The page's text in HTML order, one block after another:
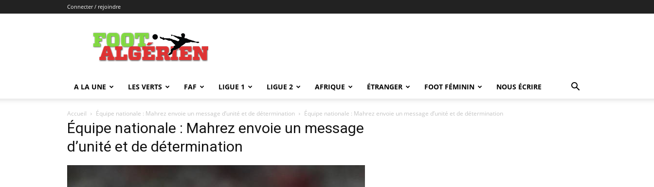
Connecter / rejoindre
FOOTALGERIEN
A LA UNE LES VERTS FAF LIGUE 1 LIGUE 2 AFRIQUE ÉTRANGER FOOT FÉMININ NOUS ÉCRIRE
Accueil Équipe nationale : Mahrez envoie un message d’unité et de détermination Équipe nationale : Mahrez envoie un message d’unité et de détermination
Équipe nationale : Mahrez envoie un message
d’unité et de détermination